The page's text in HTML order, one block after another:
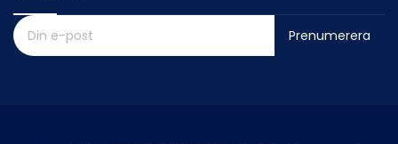
Prenumerera